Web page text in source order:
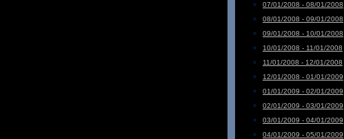
07/01/2008 - 08/01/2008
08/01/2008 - 09/01/2008
09/01/2008 - 10/01/2008
10/01/2008 - 11/01/2008
11/01/2008 - 12/01/2008
12/01/2008 - 01/01/2009
01/01/2009 - 02/01/2009
02/01/2009 - 03/01/2009
03/01/2009 - 04/01/2009
04/01/2009 - 05/01/2009